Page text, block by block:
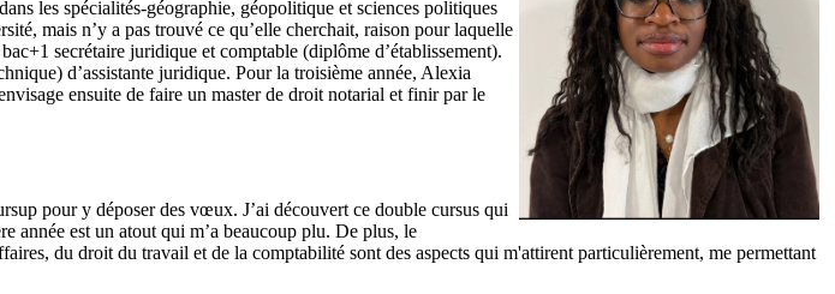
les spécialités-géographie, géopolitique et sciences politiques
mais n’y a pas trouvé ce qu’elle cherchait, raison pour laquelle
secrétaire juridique et comptable (diplôme d’établissement).
d’assistante juridique. Pour la troisième année, Alexia
ensuite de faire un master de droit notarial et finir par le
pour y déposer des vœux. J’ai découvert ce double cursus qui
année est un atout qui m’a beaucoup plu. De plus, le
du droit du travail et de la comptabilité sont des aspects qui m'attirent particulièrement, me permettant